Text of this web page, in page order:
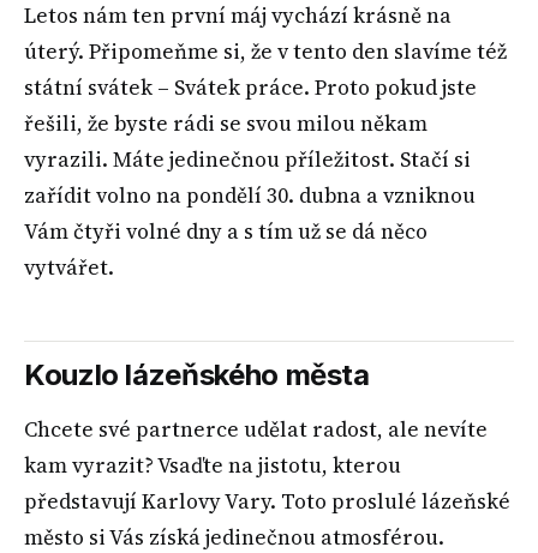
Letos nám ten první máj vychází krásně na
úterý. Připomeňme si, že v tento den slavíme též
státní svátek – Svátek práce. Proto pokud jste
řešili, že byste rádi se svou milou někam
vyrazili. Máte jedinečnou příležitost. Stačí si
zařídit volno na pondělí 30. dubna a vzniknou
Vám čtyři volné dny a s tím už se dá něco
vytvářet.
Kouzlo lázeňského města
Chcete své partnerce udělat radost, ale nevíte
kam vyrazit? Vsaďte na jistotu, kterou
představují Karlovy Vary. Toto proslulé lázeňské
město si Vás získá jedinečnou atmosférou.